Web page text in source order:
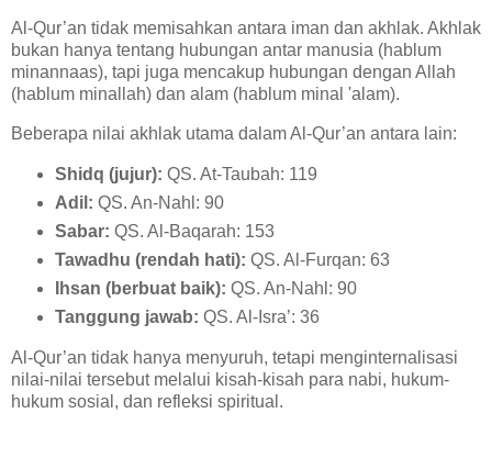
Al-Qur’an tidak memisahkan antara iman dan akhlak. Akhlak
bukan hanya tentang hubungan antar manusia (hablum
minannaas), tapi juga mencakup hubungan dengan Allah
(hablum minallah) dan alam (hablum minal 'alam).
Beberapa nilai akhlak utama dalam Al-Qur’an antara lain:
Shidq (jujur): QS. At-Taubah: 119
Adil: QS. An-Nahl: 90
Sabar: QS. Al-Baqarah: 153
Tawadhu (rendah hati): QS. Al-Furqan: 63
Ihsan (berbuat baik): QS. An-Nahl: 90
Tanggung jawab: QS. Al-Isra’: 36
Al-Qur’an tidak hanya menyuruh, tetapi menginternalisasi
nilai-nilai tersebut melalui kisah-kisah para nabi, hukum-
hukum sosial, dan refleksi spiritual.